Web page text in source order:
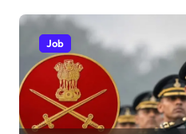
Job